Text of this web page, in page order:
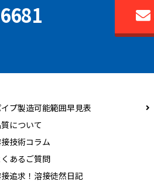
プ製造可能範囲早見表
について
技術コラム
くあるご質問
追求！溶接徒然日記